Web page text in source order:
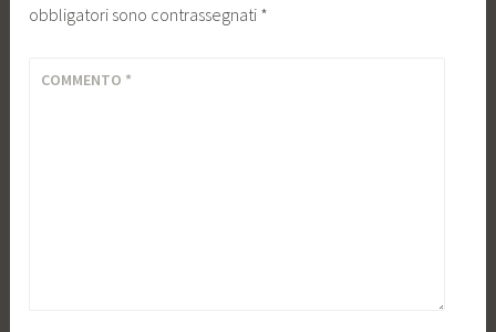
obbligatori sono contrassegnati *
COMMENTO *